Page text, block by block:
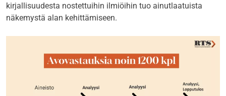
kirjallisuudesta nostettuihin ilmiöihin tuo ainutlaatuista
näkemystä alan kehittämiseen.